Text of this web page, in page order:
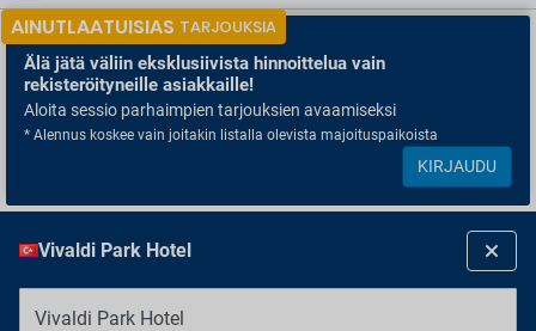
AINUTLAATUISIAS TARJOUKSIA
Älä jätä väliin eksklusiivista hinnoittelua vain
rekisteröityneille asiakkaille!
Aloita sessio parhaimpien tarjouksien avaamiseksi
* Alennus koskee vain joitakin listalla olevista majoituspaikoista
KIRJAUDU
Vivaldi Park Hotel
Vivaldi Park Hotel